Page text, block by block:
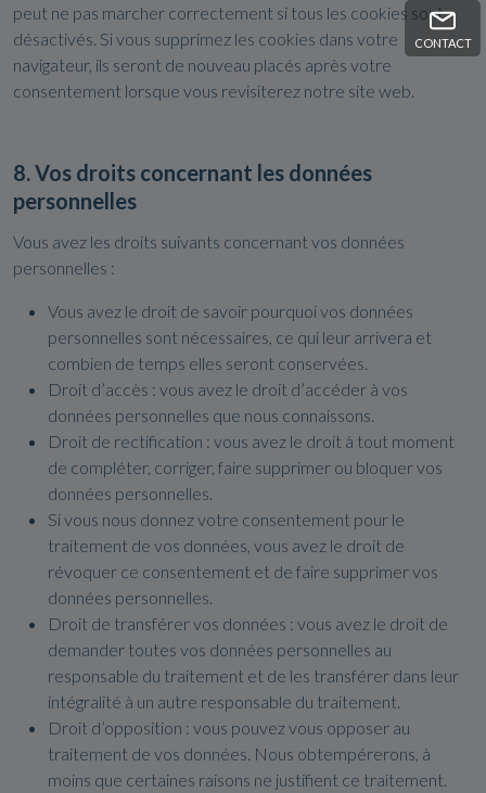
CONTACT
peut ne pas marcher correctement si tous les cookies sont
désactivés. Si vous supprimez les cookies dans votre
navigateur, ils seront de nouveau placés après votre
consentement lorsque vous revisiterez notre site web.
8. Vos droits concernant les données
personnelles
Vous avez les droits suivants concernant vos données
personnelles :
Vous avez le droit de savoir pourquoi vos données
personnelles sont nécessaires, ce qui leur arrivera et
combien de temps elles seront conservées.
Droit d’accès : vous avez le droit d’accéder à vos
données personnelles que nous connaissons.
Droit de rectification : vous avez le droit à tout moment
de compléter, corriger, faire supprimer ou bloquer vos
données personnelles.
Si vous nous donnez votre consentement pour le
traitement de vos données, vous avez le droit de
révoquer ce consentement et de faire supprimer vos
données personnelles.
Droit de transférer vos données : vous avez le droit de
demander toutes vos données personnelles au
responsable du traitement et de les transférer dans leur
intégralité à un autre responsable du traitement.
Droit d’opposition : vous pouvez vous opposer au
traitement de vos données. Nous obtempérerons, à
moins que certaines raisons ne justifient ce traitement.